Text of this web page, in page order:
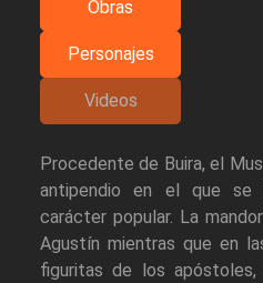
Obras
Personajes
Videos
Procedente de Buira, el
antipendio en el que se
carácter popular. La
Agustín mientras que en
figuritas de los